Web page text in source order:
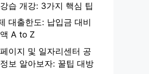
습 개강: 3가지 핵심 팁
대출한도: 납입금 대비
A to Z
이지 및 일자리센터 공
보 알아보자: 꿀팁 대방